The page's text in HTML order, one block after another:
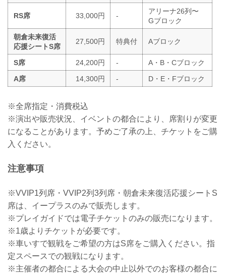
RS席 33,000円 -
アリーナ26列〜
Gブロック
朝倉未来復活
応援シートS席
27,500円 特典付 Aブロック
S席 24,200円 -
A・B・Cブロック
A席
14,300円 - D・E・Fブロック
※全席指定・消費税込
※演出や販売状況、イベントの都合により、席割りが変更
になることがあります。予めご了承の上、チケットをご購
入ください。
注意事項
※VVIP1列席・VVIP2列3列席・朝倉未来復活応援シートS
席は、イープラスのみで販売します。
※プレイガイドでは電子チケットのみの販売になります。
※1歳よりチケットが必要です。
※車いすで観戦をご希望の方はS席をご購入ください。指
定スペースでの観戦になります。
※主催者の都合による大会の中止以外でのお客様の都合に